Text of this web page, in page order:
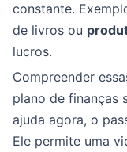
constante.
de livros ou
lucros.
Compreender
plano de finanças
ajuda agora, o
Ele permite uma